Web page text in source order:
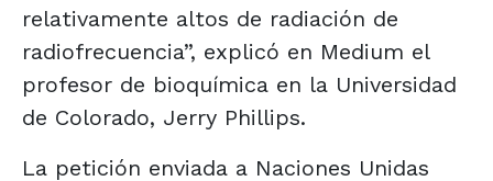
relativamente altos de radiación de
radiofrecuencia”, explicó en Medium el
profesor de bioquímica en la Universidad
de Colorado, Jerry Phillips.
La petición enviada a Naciones Unidas